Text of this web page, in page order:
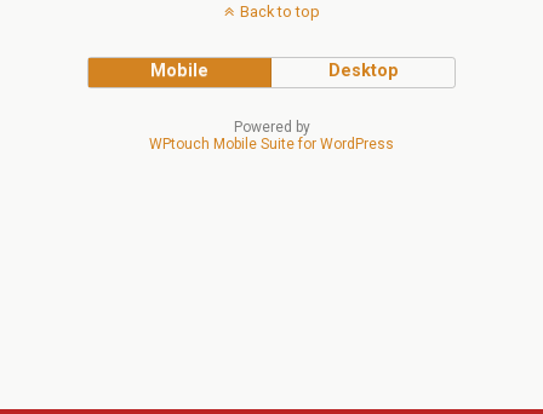
Back to top
Mobile Desktop
Powered by
WPtouch Mobile Suite for WordPress